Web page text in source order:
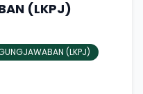
(LKPJ)
(LKPJ)